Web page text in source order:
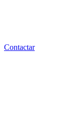
Contactar